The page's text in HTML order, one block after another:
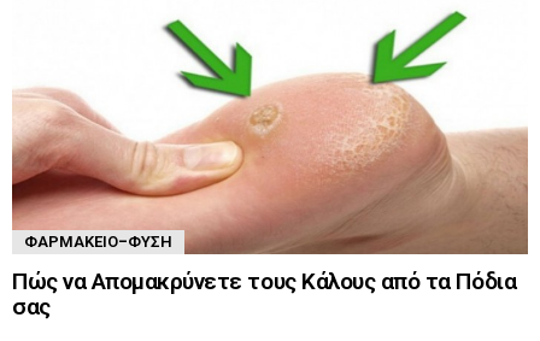
ΦΑΡΜΑΚΕΊΟ-ΦΎΣΗ
Πώς να Απομακρύνετε τους Κάλους από τα Πόδια
σας